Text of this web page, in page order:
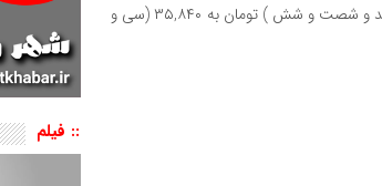
درهم امارات مبادله ای امروز با افزایش ۴.۱۱ درصدی، از ۳۴,۳۶۶ (سی و چهار هزار و سیصد و شصت و شش ) تومان به ۳۵,۸۴۰ (سی و
:: فیلم
نمایشگر